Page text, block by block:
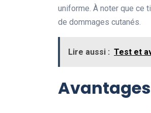
uniforme. À noter que ce
de dommages cutanés.
Lire aussi : Test et